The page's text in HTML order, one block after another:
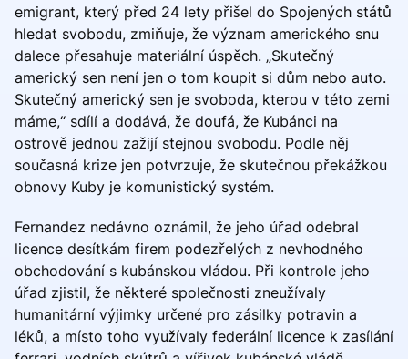
emigrant, který před 24 lety přišel do Spojených států
hledat svobodu, zmiňuje, že význam amerického snu
dalece přesahuje materiální úspěch. „Skutečný
americký sen není jen o tom koupit si dům nebo auto.
Skutečný americký sen je svoboda, kterou v této zemi
máme,“ sdílí a dodává, že doufá, že Kubánci na
ostrově jednou zažijí stejnou svobodu. Podle něj
současná krize jen potvrzuje, že skutečnou překážkou
obnovy Kuby je komunistický systém.
Fernandez nedávno oznámil, že jeho úřad odebral
licence desítkám firem podezřelých z nevhodného
obchodování s kubánskou vládou. Při kontrole jeho
úřad zjistil, že některé společnosti zneužívaly
humanitární výjimky určené pro zásilky potravin a
léků, a místo toho využívaly federální licence k zasílání